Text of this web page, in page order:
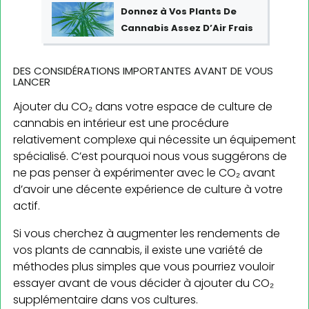
Donnez à Vos Plants De
Cannabis Assez D’Air Frais
DES CONSIDÉRATIONS IMPORTANTES AVANT DE VOUS
LANCER
Ajouter du CO₂ dans votre espace de culture de
cannabis en intérieur est une procédure
relativement complexe qui nécessite un équipement
spécialisé. C’est pourquoi nous vous suggérons de
ne pas penser à expérimenter avec le CO₂ avant
d’avoir une décente expérience de culture à votre
actif.
Si vous cherchez à augmenter les rendements de
vos plants de cannabis, il existe une variété de
méthodes plus simples que vous pourriez vouloir
essayer avant de vous décider à ajouter du CO₂
supplémentaire dans vos cultures.